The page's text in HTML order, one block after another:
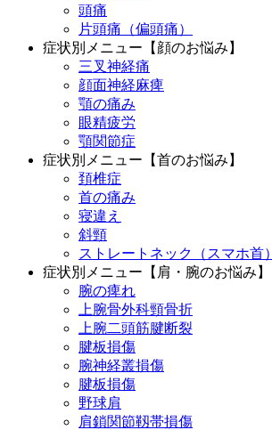
頭痛
片頭痛（偏頭痛）
症状別メニュー【顔のお悩み】
三叉神経痛
顔面神経麻痺
顎の痛み
眼精疲労
顎関節症
症状別メニュー【首のお悩み】
頚椎症
首の痛み
寝違え
斜頸
ストレートネック（スマホ首）
症状別メニュー【肩・腕のお悩み】
腕の痺れ
上腕骨外科頸骨折
上腕二頭筋腱断裂
腱板損傷
腕神経叢損傷
腱板損傷
野球肩
肩鎖関節靱帯損傷